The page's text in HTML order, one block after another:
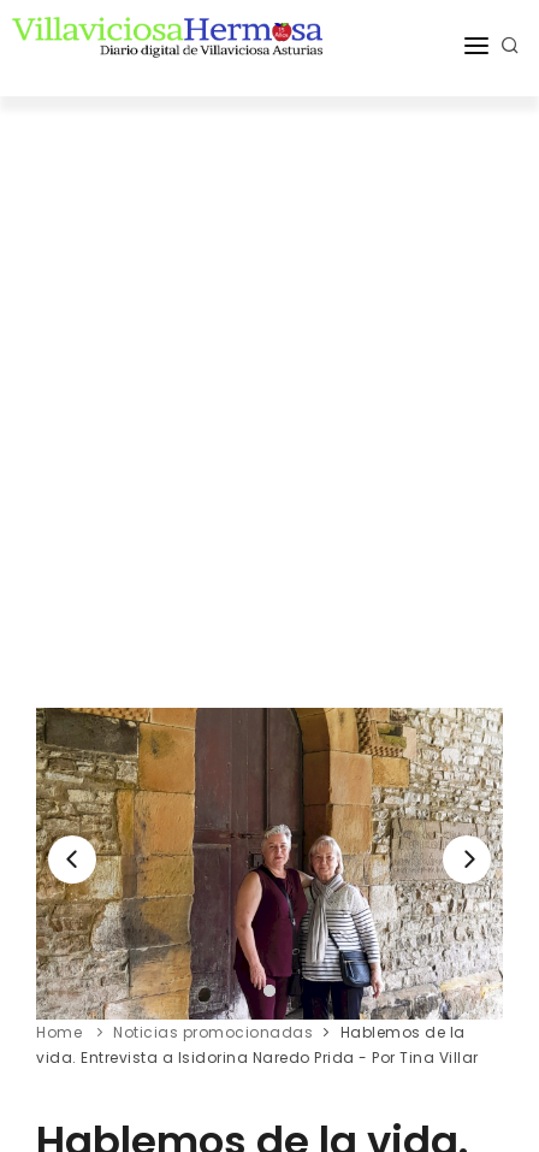
Home Noticias promocionadas
Hablemos de la
vida. Entrevista a Isidorina Naredo Prida - Por Tina Villar